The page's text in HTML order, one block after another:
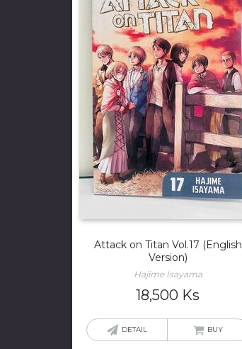
Attack on Titan Vol.17 (English
Version)
Hajime Isayama
18,500 Ks
DETAIL BUY